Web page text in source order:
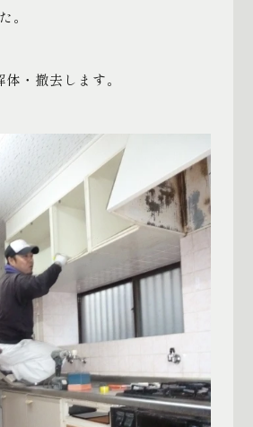
。
・撤去します。